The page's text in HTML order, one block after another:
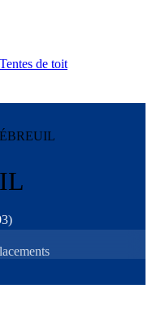
Tentes de toit
ÉBREUIL
)